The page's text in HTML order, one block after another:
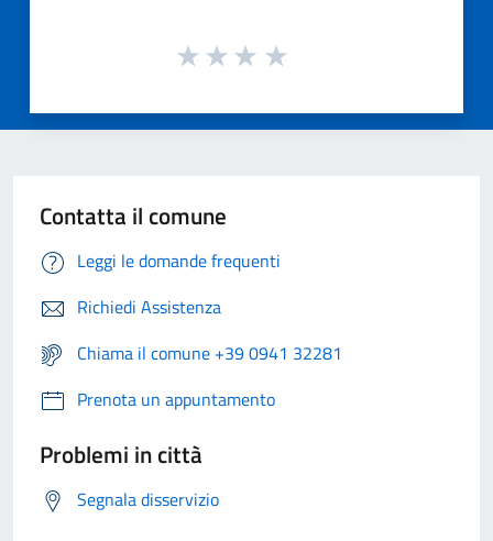
Contatta il comune
Leggi le domande frequenti
Richiedi Assistenza
Chiama il comune +39 0941 32281
Prenota un appuntamento
Problemi in città
Segnala disservizio